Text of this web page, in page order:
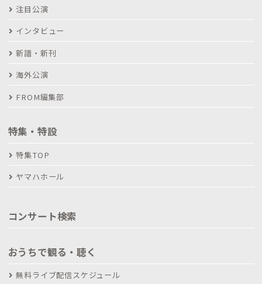
注目公演
インタビュー
新譜・新刊
海外公演
FROM編集部
特集・特設
特集TOP
ヤマハホール
コンサート検索
おうちで観る・聴く
無料ライブ配信スケジュール